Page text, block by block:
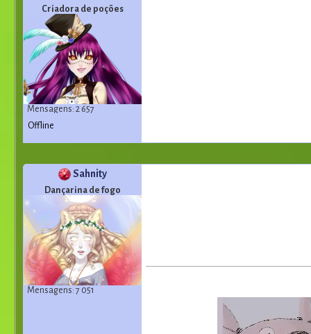
Criadora de poções
Mensagens: 2 657
Offline
Sahnity
Dançarina de fogo
Mensagens: 7 051